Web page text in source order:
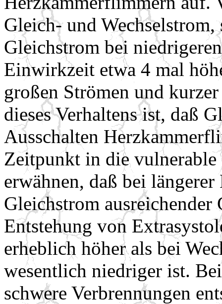
Gleich- und
Gleichstrom bei
Einwirkzeit etwa 4 mal
großen Strömen und
dieses Verhaltens ist, daß
Ausschalten
Zeitpunkt in die
erwähnen, daß bei
Gleichstrom ausreichender
Entstehung von
erheblich höher als bei
wesentlich niedriger ist.
schwere Verbrennungen